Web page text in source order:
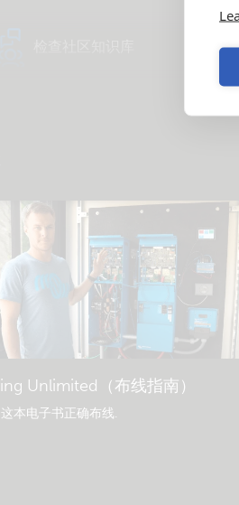
Unlimited（布线指南）
本电子书正确布线.